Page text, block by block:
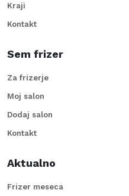
Kraji
Kontakt
Sem frizer
Za frizerje
Moj salon
Dodaj salon
Kontakt
Aktualno
Frizer meseca